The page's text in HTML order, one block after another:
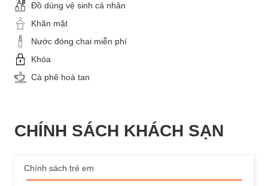
Đồ dùng vệ sinh cá nhân
Khăn mặt
Nước đóng chai miễn phí
Khóa
Cà phê hoà tan
CHÍNH SÁCH KHÁCH SẠN
Chính sách trẻ em